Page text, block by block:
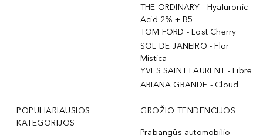
THE ORDINARY - Hyaluronic
Acid 2% + B5
TOM FORD - Lost Cherry
SOL DE JANEIRO - Flor
Mistica
YVES SAINT LAURENT - Libre
ARIANA GRANDE - Cloud
POPULIARIAUSIOS
KATEGORIJOS
GROŽIO TENDENCIJOS
Prabangūs automobilio